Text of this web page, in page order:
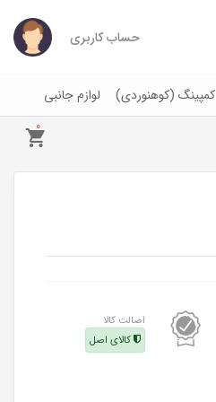
حساب کاربری
کمپینگ (کوهنوردی) لوازم جانبی
0
اصالت کالا
کالای اصل